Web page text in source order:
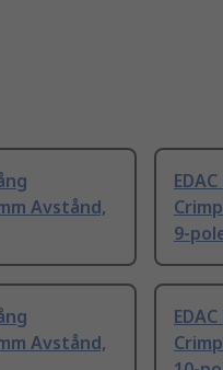
Avstånd,
9-
Avstånd,